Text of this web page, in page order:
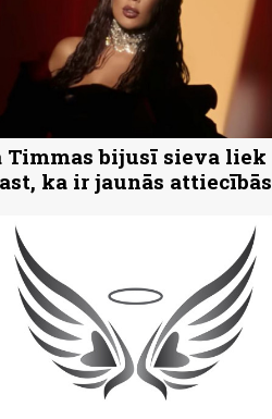
Timmas bijusī sieva liek
ka ir jaunās attiecībās